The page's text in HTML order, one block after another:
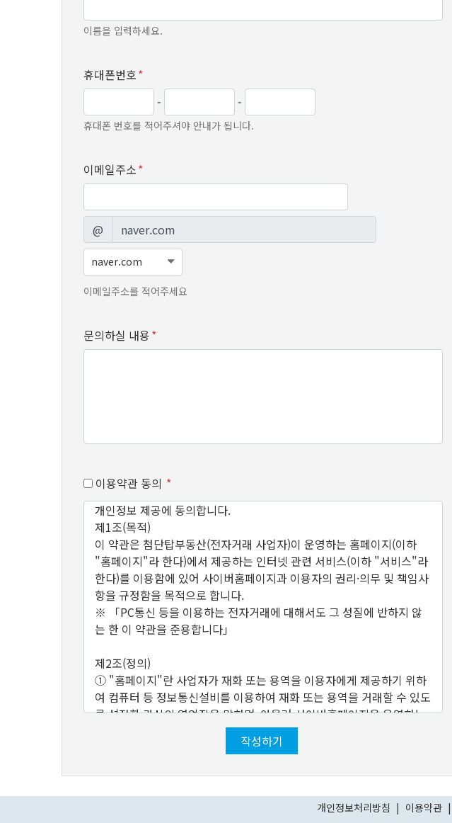
이름을 입력하세요.
휴대폰번호*
-
-
휴대폰 번호를 적어주셔야 안내가 됩니다.
이메일주소*
@
이메일주소를 적어주세요
문의하실 내용*
이용약관 동의 *
개인정보 제공에 동의합니다.
제1조(목적)
이 약관은 첨단탑부동산(전자거래 사업자)이 운영하는 홈페이지(이하
"홈페이지"라 한다)에서 제공하는 인터넷 관련 서비스(이하 "서비스"라
한다)를 이용함에 있어 사이버홈페이지과 이용자의 권리·의무 및 책임사
항을 규정함을 목적으로 합니다.
※ 「PC통신 등을 이용하는 전자거래에 대해서도 그 성질에 반하지 않
는 한 이 약관을 준용합니다」
제2조(정의)
① "홈페이지"란 사업자가 재화 또는 용역을 이용자에게 제공하기 위하
여 컴퓨터 등 정보통신설비를 이용하여 재화 또는 용역을 거래할 수 있도
록 설정한 가상의 영업장을 말하며, 아울러 사이버홈페이지을 운영하는
사업자의 의미로도 사용합니다.
② "이용자"란 "홈페이지"에 접속하여 이 약관에 따라 "홈페이지"가 제
③ "회원"이라 함은 "홈페이지"에 개인정보를 제공하여 회원등록을 한
자로서, "홈페이지"의 정보를 지속적으로 제공받으며, "홈페이지"가 제
공하는 서비스를 계속적으로 이용할 수 있는 자를 말합니다.
작성하기
개인정보처리방침 | 이용약관 |